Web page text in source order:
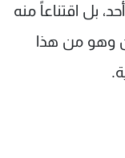
بل اقتناعاً منه
وهو من هذا